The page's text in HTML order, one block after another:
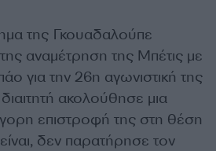
της Γκουαδαλούπε
αναμέτρηση της Μπέτις με
για την 26η αγωνιστική της
ακολούθησε μια
επιστροφή της στη θέση
δεν παρατήρησε τον